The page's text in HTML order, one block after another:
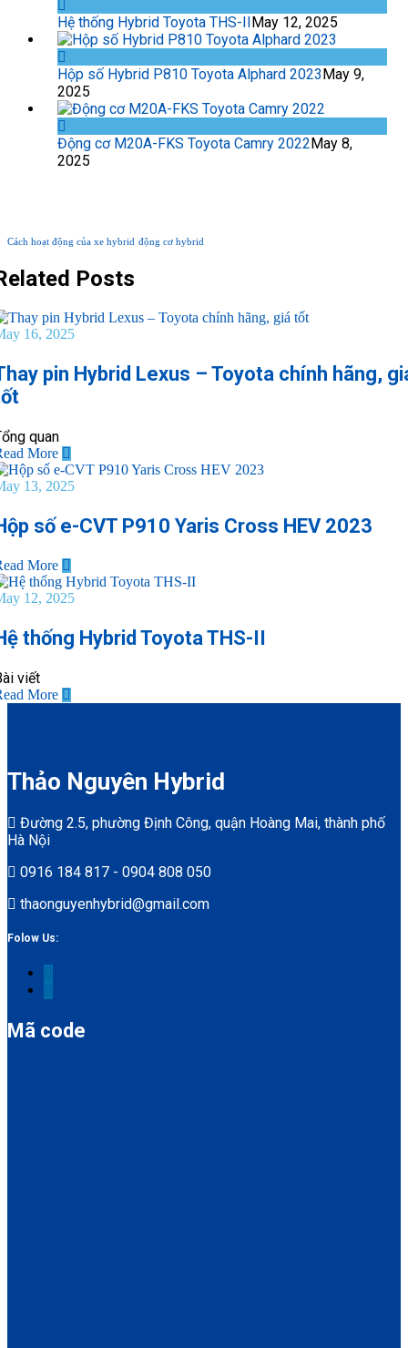
Hệ thống Hybrid Toyota THS-II May 12, 2025
Hộp số Hybrid P810 Toyota Alphard 2023 May 9,
2025
Động cơ M20A-FKS Toyota Camry 2022 May 8,
2025
Cách hoạt động của xe hybrid động cơ hybrid
Posts
16, 2025
pin Hybrid Lexus – Toyota chính hãng,
quan
More
13, 2025
số e-CVT P910 Yaris Cross HEV 2023
More
12, 2025
thống Hybrid Toyota THS-II
viết
More
Thảo Nguyên Hybrid
Đường 2.5, phường Định Công, quận Hoàng Mai, thành phố
Hà Nội
0916 184 817 - 0904 808 050
thaonguyenhybrid@gmail.com
Folow Us:
Mã code